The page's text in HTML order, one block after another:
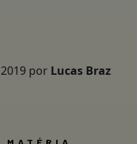
por Lucas Braz